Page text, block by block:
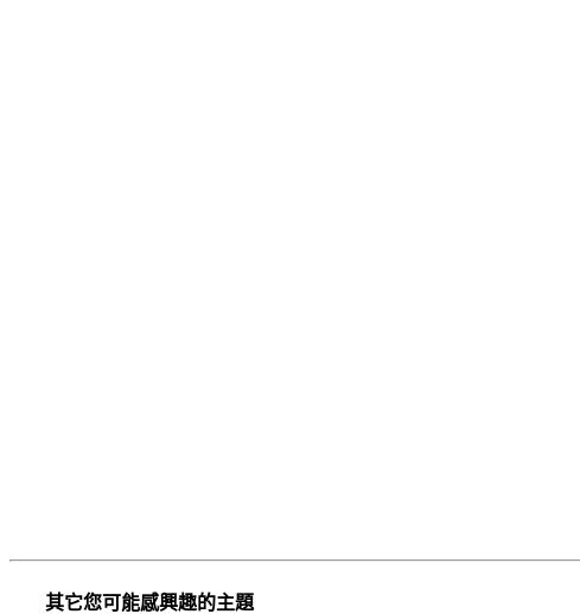
其它您可能感興趣的主題